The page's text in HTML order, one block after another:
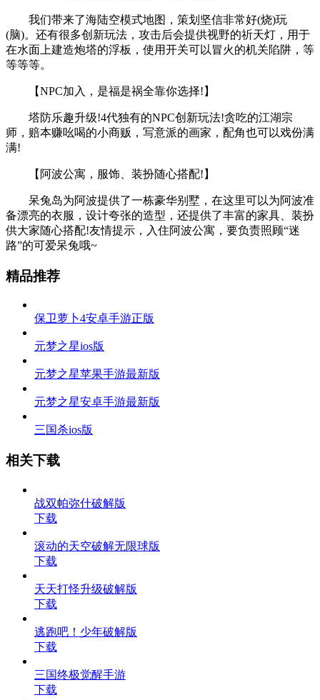
我们带来了海陆空模式地图，策划坚信非常好(烧)玩
(脑)。还有很多创新玩法，攻击后会提供视野的祈天灯，用于
在水面上建造炮塔的浮板，使用开关可以冒火的机关陷阱，等
等等等。
【NPC加入，是福是祸全靠你选择!】
塔防乐趣升级!4代独有的NPC创新玩法!贪吃的江湖宗
师，赔本赚吆喝的小商贩，写意派的画家，配角也可以戏份满
满!
【阿波公寓，服饰、装扮随心搭配!】
呆兔岛为阿波提供了一栋豪华别墅，在这里可以为阿波准
备漂亮的衣服，设计夸张的造型，还提供了丰富的家具、装扮
供大家随心搭配!友情提示，入住阿波公寓，要负责照顾“迷
路”的可爱呆兔哦~
精品推荐
保卫萝卜4安卓手游正版
元梦之星ios版
元梦之星苹果手游最新版
元梦之星安卓手游最新版
三国杀ios版
相关下载
战双帕弥什破解版
下载
滚动的天空破解无限球版
下载
天天打怪升级破解版
下载
逃跑吧！少年破解版
下载
三国终极觉醒手游
下载